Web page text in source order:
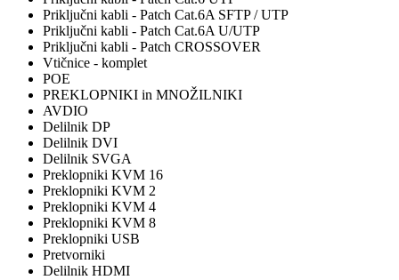
Priključni kabli - Patch Cat.6A SFTP / UTP
Priključni kabli - Patch Cat.6A U/UTP
Priključni kabli - Patch CROSSOVER
Vtičnice - komplet
POE
PREKLOPNIKI in MNOŽILNIKI
AVDIO
Delilnik DP
Delilnik DVI
Delilnik SVGA
Preklopniki KVM 16
Preklopniki KVM 2
Preklopniki KVM 4
Preklopniki KVM 8
Preklopniki USB
Pretvorniki
Delilnik HDMI